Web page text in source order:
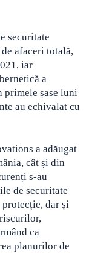
securitate
afaceri totală,
iar
a
primele șase luni
au echivalat cu
a adăugat
cât și din
s-au
de securitate
dar și
ca
planurilor de